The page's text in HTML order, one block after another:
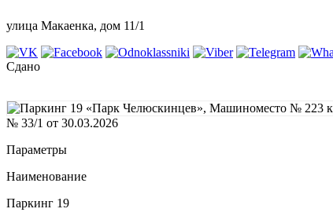
улица Макаенка, дом 11/1
Сдано
№ 33/1 от 30.03.2026
Параметры
Наименование
Паркинг 19